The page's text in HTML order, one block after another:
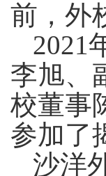
前，外
2021
李旭、
校董事
参加了
沙洋